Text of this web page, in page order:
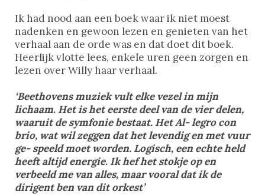
Ik had nood aan een boek waar ik niet moest
nadenken en gewoon lezen en genieten van het
verhaal aan de orde was en dat doet dit boek.
Heerlijk vlotte lees, enkele uren geen zorgen en
lezen over Willy haar verhaal.
‘Beethovens muziek vult elke vezel in mijn
lichaam. Het is het eerste deel van de vier delen,
waaruit de symfonie bestaat. Het Al- legro con
brio, wat wil zeggen dat het levendig en met vuur
ge- speeld moet worden. Logisch, een echte held
heeft altijd energie. Ik hef het stokje op en
verbeeld me van alles, maar vooral dat ik de
dirigent ben van dit orkest’